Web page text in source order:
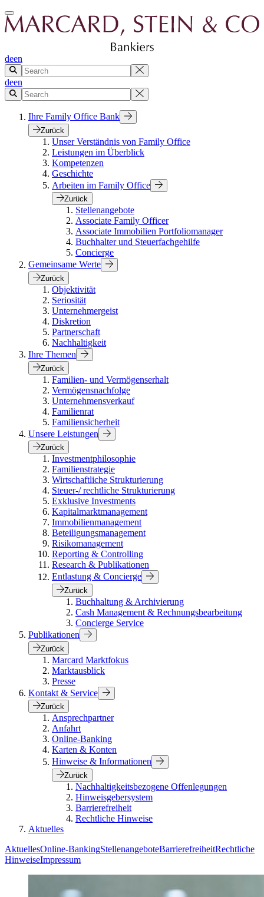
deen
deen
Ihre Family Office Bank
Zurück
Unser Verständnis von Family Office
Leistungen im Überblick
Kompetenzen
Geschichte
Arbeiten im Family Office
Zurück
Stellenangebote
Associate Family Officer
Associate Immobilien Portfoliomanager
Buchhalter und Steuerfachgehilfe
Concierge
Gemeinsame Werte
Zurück
Objektivität
Seriosität
Unternehmergeist
Diskretion
Partnerschaft
Nachhaltigkeit
Ihre Themen
Zurück
Familien- und Vermögenserhalt
Vermögensnachfolge
Unternehmensverkauf
Familienrat
Familiensicherheit
Unsere Leistungen
Zurück
Investmentphilosophie
Familienstrategie
Wirtschaftliche Strukturierung
Steuer-/ rechtliche Strukturierung
Exklusive Investments
Kapitalmarktmanagement
Immobilienmanagement
Beteiligungsmanagement
Risikomanagement
Reporting & Controlling
Research & Publikationen
Entlastung & Concierge
Zurück
Buchhaltung & Archivierung
Cash Management & Rechnungsbearbeitung
Concierge Service
Publikationen
Zurück
Marcard Marktfokus
Marktausblick
Presse
Kontakt & Service
Zurück
Ansprechpartner
Anfahrt
Online-Banking
Karten & Konten
Hinweise & Informationen
Zurück
Nachhaltigkeitsbezogene Offenlegungen
Hinweisgebersystem
Barrierefreiheit
Rechtliche Hinweise
Aktuelles
AktuellesOnline-BankingStellenangeboteBarrierefreiheitRechtliche
HinweiseImpressum